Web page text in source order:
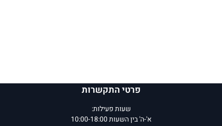
פרטי התקשרות
שעות פעילות:
א'-ה' בין השעות 10:00-18:00